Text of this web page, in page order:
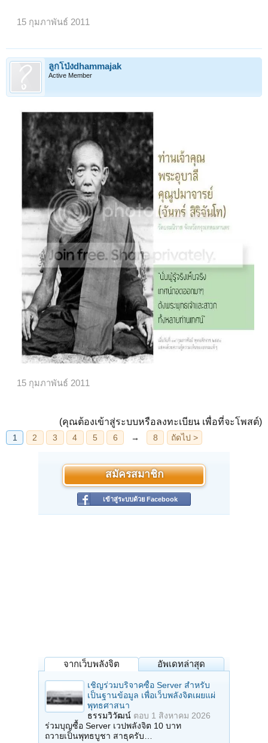
15 กุมภาพันธ์ 2011
ลูกโป่งdhammajak
Active Member
15 กุมภาพันธ์ 2011
(คุณต้องเข้าสู่ระบบหรือลงทะเบียน เพื่อที่จะโพสต์)
สมัครสมาชิก
เข้าสู่ระบบด้วย Facebook
จากเว็บพลังจิต อัพเดทล่าสุด
เชิญร่วมบริจาคซื้อ Server สำหรับ
เป็นฐานข้อมูล เพื่อเว็บพลังจิตเผยแผ่
พุทธศาสนา
ธรรมวิวัฒน์ ตอบ 1 สิงหาคม 2026
ร่วมบุญซื้อ Server เวปพลังจิต 10 บาท
ถวายเป็นพุทธบูชา สาธุครับ…